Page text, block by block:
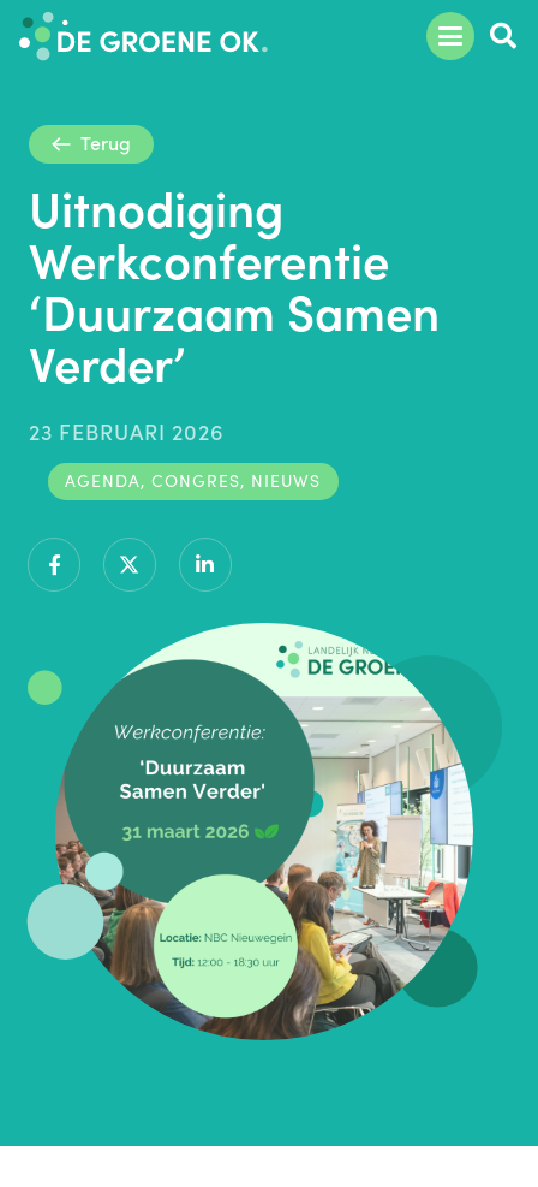
Terug
Uitnodiging
Werkconferentie
‘Duurzaam Samen
Verder’
23 FEBRUARI 2026
AGENDA,CONGRES, NIEUWS